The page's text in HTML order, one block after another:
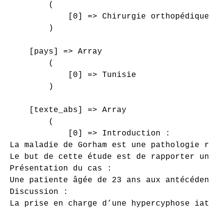
        (
[0] => Chirurgie orthopédique
        )
    [pays] => Array
        (
            [0] => Tunisie
        )
    [texte_abs] => Array
        (
            [0] => Introduction :
La maladie de Gorham est une
Le but de cette étude est de rapporter un
Présentation du cas :
Une patiente âgée de 23 ans aux
Discussion :
La prise en charge d’une hypercyphose